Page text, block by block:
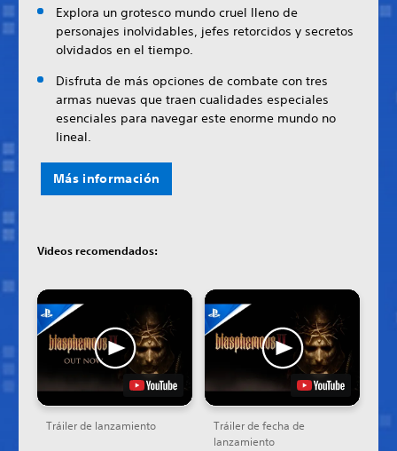
Explora un grotesco mundo cruel lleno de
personajes inolvidables, jefes retorcidos y secretos
olvidados en el tiempo.
Disfruta de más opciones de combate con tres
armas nuevas que traen cualidades especiales
esenciales para navegar este enorme mundo no
lineal.
Más información
Videos recomendados:
Tráiler de lanzamiento
Tráiler de fecha de
lanzamiento